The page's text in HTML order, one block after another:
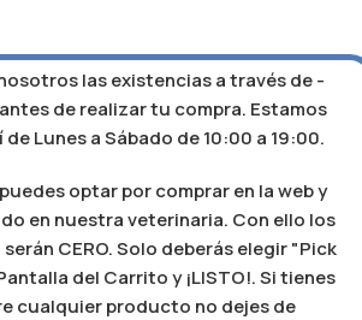
las existencias a través de -
de realizar tu compra. Estamos
Lunes a Sábado de 10:00 a 19:00.
optar por comprar en la web y
en nuestra veterinaria. Con ello los
CERO. Solo deberás elegir "Pick
del Carrito y ¡LISTO!. Si tienes
cualquier producto no dejes de